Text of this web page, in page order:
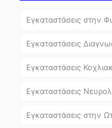
Εγκαταστάσεις στην
Εγκαταστάσεις
Εγκαταστάσεις
Εγκαταστάσεις
Εγκαταστάσεις στην